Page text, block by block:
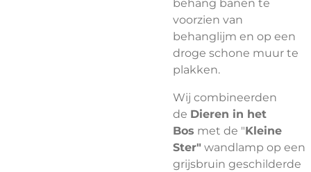
behang banen te
voorzien van
behanglijm en op een
droge schone muur te
plakken.
Wij combineerden
de Dieren in het
Bos met de "Kleine
Ster" wandlamp op een
grijsbruin geschilderde